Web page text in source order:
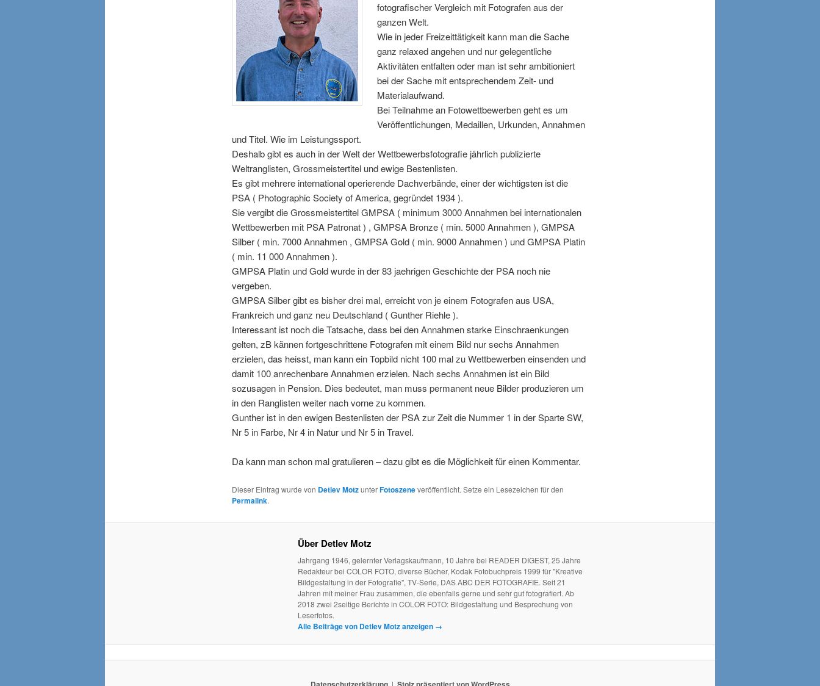
fotografischer Vergleich mit Fotografen aus der
ganzen Welt.
Wie in jeder Freizeittätigkeit kann man die Sache
ganz relaxed angehen und nur gelegentliche
Aktivitäten entfalten oder man ist sehr ambitioniert
bei der Sache mit entsprechendem Zeit- und
Materialaufwand.
Bei Teilnahme an Fotowettbewerben geht es um
Veröffentlichungen, Medaillen, Urkunden, Annahmen
und Titel. Wie im Leistungssport.
Deshalb gibt es auch in der Welt der Wettbewerbsfotografie jährlich publizierte
Weltranglisten, Grossmeistertitel und ewige Bestenlisten.
Es gibt mehrere international operierende Dachverbände, einer der wichtigsten ist die
PSA ( Photographic Society of America, gegründet 1934 ).
Sie vergibt die Grossmeistertitel GMPSA ( minimum 3000 Annahmen bei internationalen
Wettbewerben mit PSA Patronat ) , GMPSA Bronze ( min. 5000 Annahmen ), GMPSA
Silber ( min. 7000 Annahmen , GMPSA Gold ( min. 9000 Annahmen ) und GMPSA Platin
( min. 11 000 Annahmen ).
GMPSA Platin und Gold wurde in der 83 jaehrigen Geschichte der PSA noch nie
vergeben.
GMPSA Silber gibt es bisher drei mal, erreicht von je einem Fotografen aus USA,
Frankreich und ganz neu Deutschland ( Gunther Riehle ).
Interessant ist noch die Tatsache, dass bei den Annahmen starke Einschraenkungen
gelten, zB kännen fortgeschrittene Fotografen mit einem Bild nur sechs Annahmen
erzielen, das heisst, man kann ein Topbild nicht 100 mal zu Wettbewerben einsenden und
damit 100 anrechenbare Annahmen erzielen. Nach sechs Annahmen ist ein Bild
sozusagen in Pension. Dies bedeutet, man muss permanent neue Bilder produzieren um
in den Ranglisten weiter nach vorne zu kommen.
Gunther ist in den ewigen Bestenlisten der PSA zur Zeit die Nummer 1 in der Sparte SW,
Nr 5 in Farbe, Nr 4 in Natur und Nr 5 in Travel.
Da kann man schon mal gratulieren – dazu gibt es die Möglichkeit für einen Kommentar.
Dieser Eintrag wurde von Detlev MotzunterFotoszeneveröffentlicht. Setze ein Lesezeichen für den
Permalink.
Über Detlev Motz
Jahrgang 1946, gelernter Verlagskaufmann, 10 Jahre bei READER DIGEST, 25 Jahre
Redakteur bei COLOR FOTO, diverse Bücher, Kodak Fotobuchpreis 1999 für "Kreative
Bildgestaltung in der Fotografie", TV-Serie, DAS ABC DER FOTOGRAFIE. Seit 21
Jahren mit meiner Frau zusammen, die ebenfalls gerne und sehr gut fotografiert. Ab
2018 zwei 2seitige Berichte in COLOR FOTO: Bildgestaltung und Besprechung von
Leserfotos.
Alle Beiträge von Detlev Motz anzeigen →